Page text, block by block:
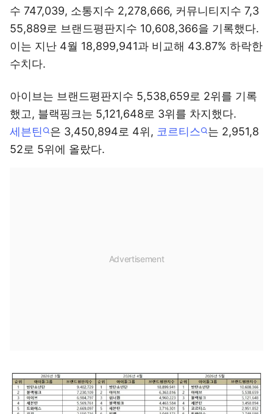
수 747,039, 소통지수 2,278,666, 커뮤니티지수 7,3
55,889로 브랜드평판지수 10,608,366을 기록했다.
이는 지난 4월 18,899,941과 비교해 43.87% 하락한
수치다.
아이브는 브랜드평판지수 5,538,659로 2위를 기록
했고, 블랙핑크는 5,121,648로 3위를 차지했다.
세븐틴
은 3,450,894로 4위, 코르티스
는 2,951,8
52로 5위에 올랐다.